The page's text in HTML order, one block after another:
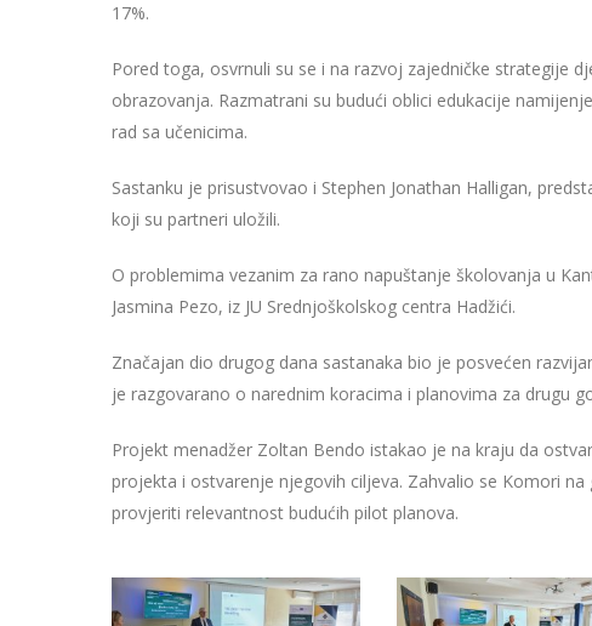
17%.
Pored toga, osvrnuli su se i na razvoj zajedničke strategije
obrazovanja. Razmatrani su budući oblici edukacije
rad sa učenicima.
Sastanku je prisustvovao i Stephen Jonathan Halligan,
koji su partneri uložili.
O problemima vezanim za rano napuštanje školovanja u
Jasmina Pezo, iz JU Srednjoškolskog centra Hadžići.
Značajan dio drugog dana sastanaka bio je posvećen
je razgovarano o narednim koracima i planovima za drugu
Projekt menadžer Zoltan Bendo istakao je na kraju da
projekta i ostvarenje njegovih ciljeva. Zahvalio se Komori
provjeriti relevantnost budućih pilot planova.